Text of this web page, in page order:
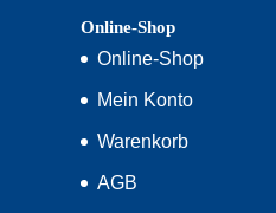
Online-Shop
Online-Shop
Mein Konto
Warenkorb
AGB